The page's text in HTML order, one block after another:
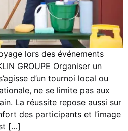
lors des événements
GROUPE Organiser un
d’un tournoi local ou
ne se limite pas aux
La réussite repose aussi sur
des participants et l’image
[…]